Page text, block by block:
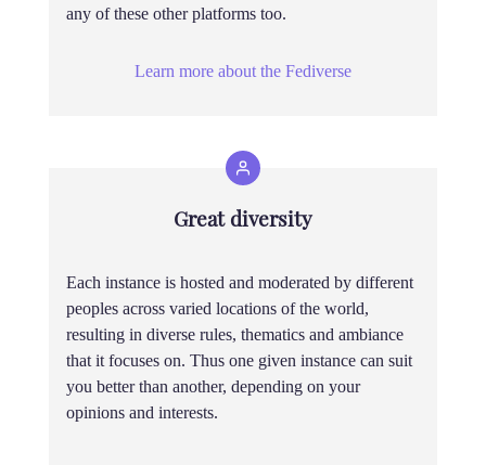
any of these other platforms too.
Learn more about the Fediverse
Great diversity
Each instance is hosted and moderated by different
peoples across varied locations of the world,
resulting in diverse rules, thematics and ambiance
that it focuses on. Thus one given instance can suit
you better than another, depending on your
opinions and interests.